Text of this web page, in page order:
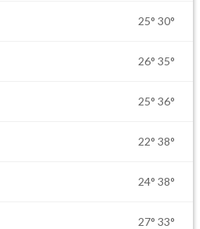
25° 30°
26° 35°
25° 36°
22° 38°
24° 38°
27° 33°